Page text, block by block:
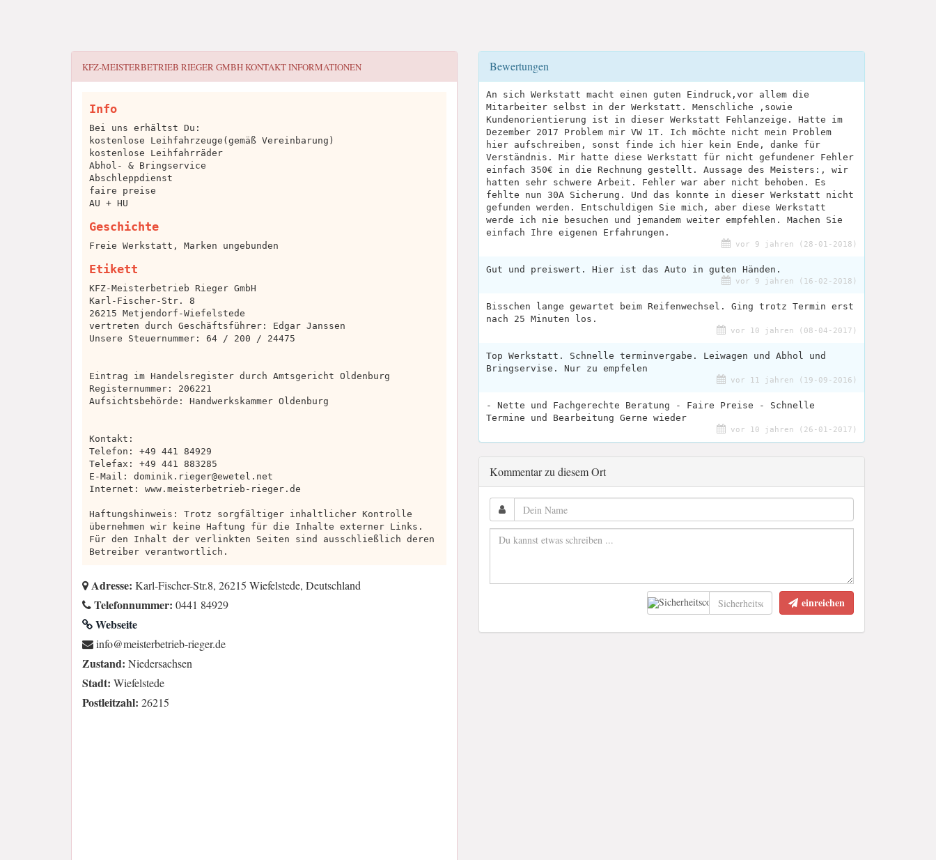
KFZ-MEISTERBETRIEB RIEGER GMBHKONTAKT INFORMATIONEN
Info
Bei uns erhältst Du:
kostenlose Leihfahrzeuge(gemäß Vereinbarung)
kostenlose Leihfahrräder
Abhol- & Bringservice
Abschleppdienst
faire preise
AU + HU
Geschichte
Freie Werkstatt, Marken ungebunden
Etikett
KFZ-Meisterbetrieb Rieger GmbH
Karl-Fischer-Str. 8
26215 Metjendorf-Wiefelstede
vertreten durch Geschäftsführer: Edgar Janssen
Unsere Steuernummer: 64 / 200 / 24475
Eintrag im Handelsregister durch Amtsgericht Oldenburg
Registernummer: 206221
Aufsichtsbehörde: Handwerkskammer Oldenburg
Kontakt:
Telefon: +49 441 84929
Telefax: +49 441 883285
E-Mail: dominik.rieger@ewetel.net
Internet: www.meisterbetrieb-rieger.de
Haftungshinweis: Trotz sorgfältiger inhaltlicher Kontrolle
übernehmen wir keine Haftung für die Inhalte externer Links.
Für den Inhalt der verlinkten Seiten sind ausschließlich deren
Betreiber verantwortlich.
Adresse: Karl-Fischer-Str.8, 26215 Wiefelstede, Deutschland
Telefonnummer: 0441 84929
Webseite
ed.regeir-beirtebretsiem@ofni
Zustand: Niedersachsen
Stadt: Wiefelstede
Postleitzahl: 26215
Bewertungen
An sich Werkstatt macht einen guten Eindruck,vor allem die
Mitarbeiter selbst in der Werkstatt. Menschliche ,sowie
Kundenorientierung ist in dieser Werkstatt Fehlanzeige. Hatte im
Dezember 2017 Problem mir VW 1T. Ich möchte nicht mein Problem
hier aufschreiben, sonst finde ich hier kein Ende, danke für
Verständnis. Mir hatte diese Werkstatt für nicht gefundener Fehler
einfach 350€ in die Rechnung gestellt. Aussage des Meisters:, wir
hatten sehr schwere Arbeit. Fehler war aber nicht behoben. Es
fehlte nun 30A Sicherung. Und das konnte in dieser Werkstatt nicht
gefunden werden. Entschuldigen Sie mich, aber diese Werkstatt
werde ich nie besuchen und jemandem weiter empfehlen. Machen Sie
einfach Ihre eigenen Erfahrungen.
vor 9 jahren (28-01-2018)
Gut und preiswert. Hier ist das Auto in guten Händen.
vor 9 jahren (16-02-2018)
Bisschen lange gewartet beim Reifenwechsel. Ging trotz Termin erst
nach 25 Minuten los.
vor 10 jahren (08-04-2017)
Top Werkstatt. Schnelle terminvergabe. Leiwagen und Abhol und
Bringservise. Nur zu empfelen
vor 11 jahren (19-09-2016)
- Nette und Fachgerechte Beratung - Faire Preise - Schnelle
Termine und Bearbeitung Gerne wieder
vor 10 jahren (26-01-2017)
Kommentar zu diesem Ort
einreichen